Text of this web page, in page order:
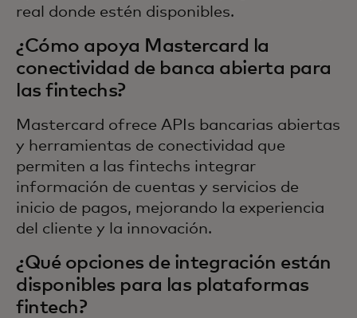
real donde estén disponibles.
¿Cómo apoya Mastercard la
conectividad de banca abierta para
las fintechs?
Mastercard ofrece APIs bancarias abiertas
y herramientas de conectividad que
permiten a las fintechs integrar
información de cuentas y servicios de
inicio de pagos, mejorando la experiencia
del cliente y la innovación.
¿Qué opciones de integración están
disponibles para las plataformas
fintech?